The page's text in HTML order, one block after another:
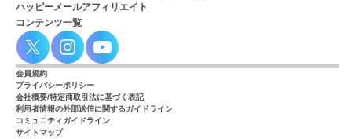
ハッピーメールアフィリエイト
コンテンツ一覧
会員規約
プライバシーポリシー
会社概要/特定商取引法に基づく表記
利用者情報の外部送信に関するガイドライン
コミュニティガイドライン
サイトマップ